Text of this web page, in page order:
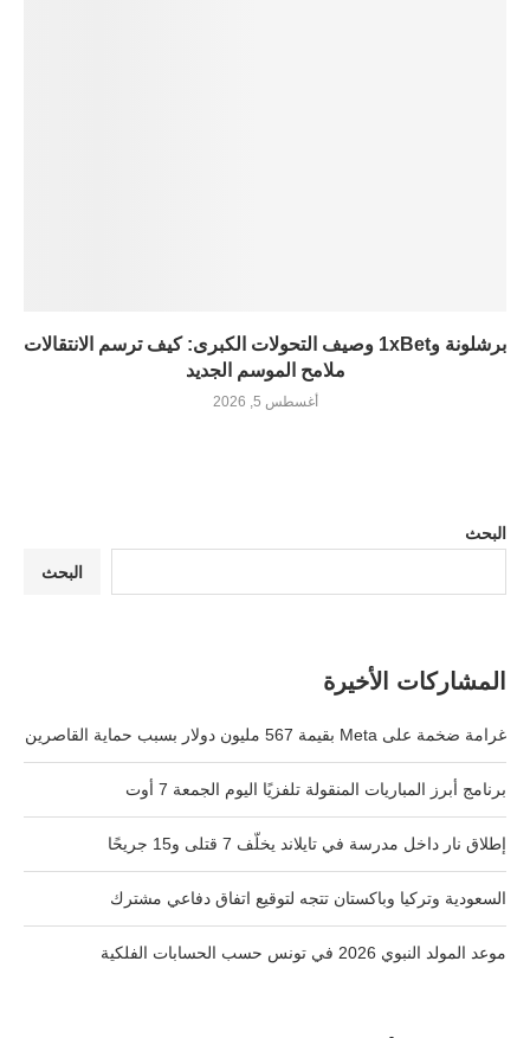
برشلونة و1xBet وصيف التحولات الكبرى: كيف ترسم الانتقالات
ملامح الموسم الجديد
أغسطس 5, 2026
البحث
البحث
المشاركات الأخيرة
غرامة ضخمة على Meta بقيمة 567 مليون دولار بسبب حماية القاصرين
برنامج أبرز المباريات المنقولة تلفزيًا اليوم الجمعة 7 أوت
إطلاق نار داخل مدرسة في تايلاند يخلّف 7 قتلى و15 جريحًا
السعودية وتركيا وباكستان تتجه لتوقيع اتفاق دفاعي مشترك
موعد المولد النبوي 2026 في تونس حسب الحسابات الفلكية